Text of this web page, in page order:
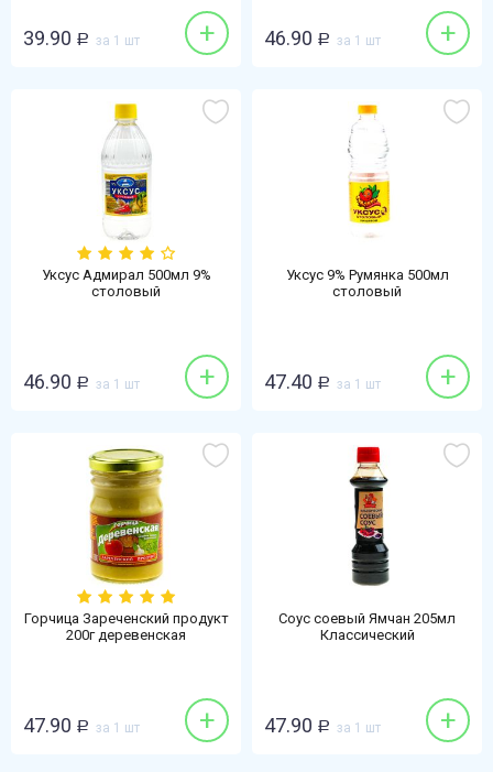
39.90 Р за 1 шт + 46.90 Р за 1 шт +
Уксус Адмирал 500мл 9%
столовый
46.90 Р за 1 шт +
Уксус 9% Румянка 500мл
столовый
47.40 Р за 1 шт +
Горчица Зареченский продукт
200г деревенская
47.90 Р за 1 шт +
Соус соевый Ямчан 205мл
Классический
47.90 Р за 1 шт +